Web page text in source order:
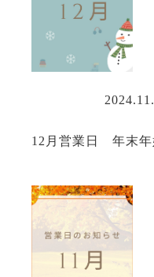
12月営業日 年末年